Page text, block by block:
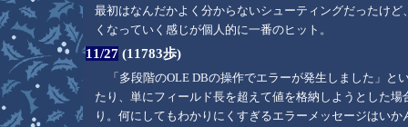
最初はなんだかよく分からないシューティングだったけ
くなっていく感じが個人的に一番のヒット。
11/27 (11783歩)
「多段階のOLE DBの操作でエラーが発生しました」と
たり、単にフィールド長を超えて値を格納しようとした
り。何にしてもわかりにくすぎるエラーメッセージはい